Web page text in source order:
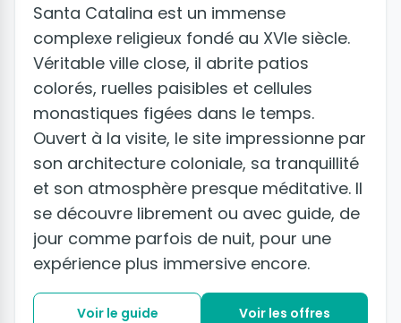
Santa Catalina est un immense
complexe religieux fondé au XVIe siècle.
Véritable ville close, il abrite patios
colorés, ruelles paisibles et cellules
monastiques figées dans le temps.
Ouvert à la visite, le site impressionne par
son architecture coloniale, sa tranquillité
et son atmosphère presque méditative. Il
se découvre librement ou avec guide, de
jour comme parfois de nuit, pour une
expérience plus immersive encore.
Voir le guide Voir les offres